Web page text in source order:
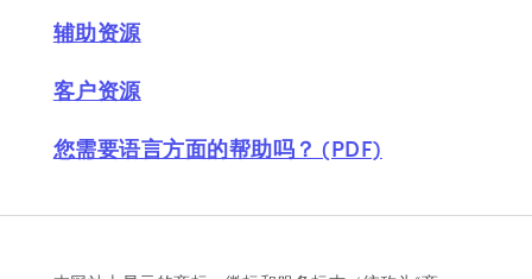
辅助资源
客户资源
您需要语言方面的帮助吗？ (PDF)